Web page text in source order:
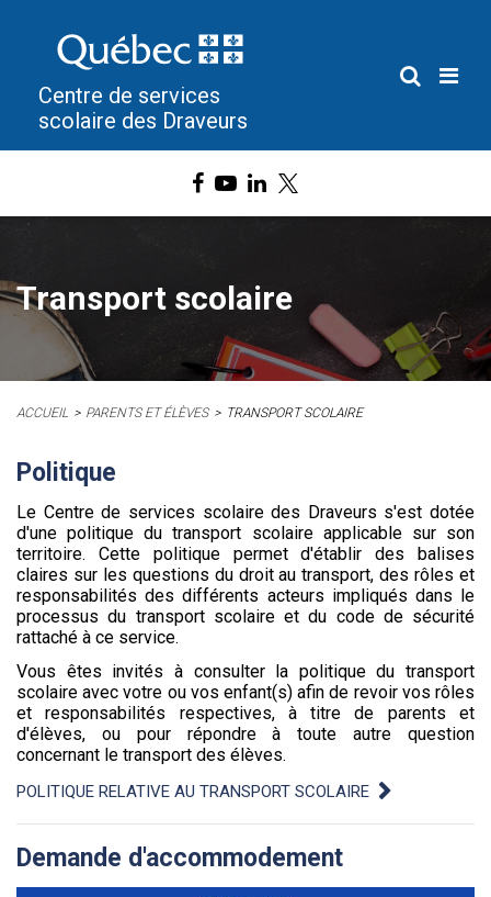
Centre de services
scolaire des Draveurs
Transport scolaire
ACCUEIL PARENTS ET ÉLÈVES TRANSPORT SCOLAIRE
Politique
Le Centre de services scolaire des Draveurs s'est dotée
d'une politique du transport scolaire applicable sur son
territoire. Cette politique permet d'établir des balises
claires sur les questions du droit au transport, des rôles et
responsabilités des différents acteurs impliqués dans le
processus du transport scolaire et du code de sécurité
rattaché à ce service.
Vous êtes invités à consulter la politique du transport
scolaire avec votre ou vos enfant(s) afin de revoir vos rôles
et responsabilités respectives, à titre de parents et
d'élèves, ou pour répondre à toute autre question
concernant le transport des élèves.
POLITIQUE RELATIVE AU TRANSPORT SCOLAIRE
Demande d'accommodement